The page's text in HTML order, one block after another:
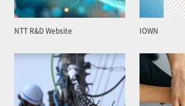
NTT R&D Website IOWN